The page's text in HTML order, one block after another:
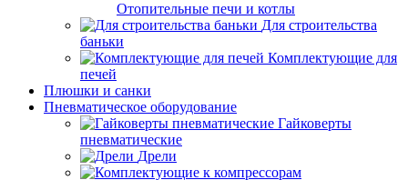
Отопительные печи и котлы
Для строительства
баньки
Комплектующие для
печей
Плюшки и санки
Пневматическое оборудование
Гайковерты
пневматические
Дрели